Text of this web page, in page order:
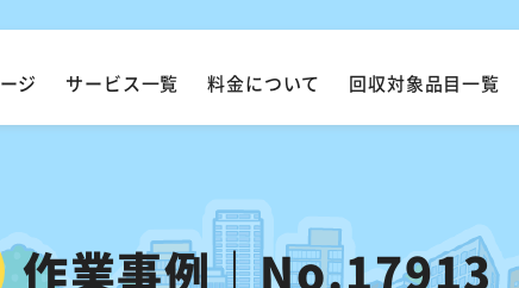
ジ サービス一覧 料金について 回収対象品目一覧
作業事例｜No.17913